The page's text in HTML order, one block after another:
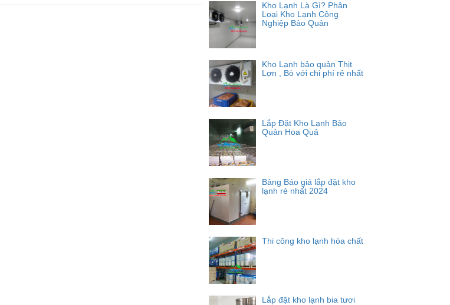
Kho Lạnh Là Gì? Phân
Loại Kho Lạnh Công
Nghiệp Bảo Quản
Kho Lạnh bảo quản Thịt
Lợn , Bò với chi phí rẻ nhất
Lắp Đặt Kho Lạnh Bảo
Quản Hoa Quả
Bảng Báo giá lắp đặt kho
lạnh rẻ nhất 2024
Thi công kho lạnh hóa chất
Lắp đặt kho lạnh bia tươi